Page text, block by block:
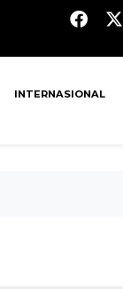
INTERNASIONAL